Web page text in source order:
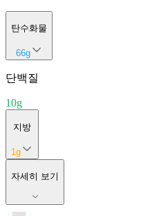
탄수화물
66g
단백질
10g
지방
1 g
자세히 보기